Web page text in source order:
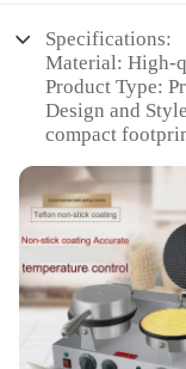
Specifications:
Material: High-
Product Type:
Design and
compact
Belgian waffles
Performance
distribution for
Parts and
cleaning
Features:
**Effortless